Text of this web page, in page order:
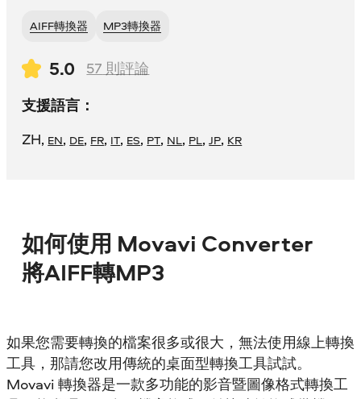
AIFF轉換器 MP3轉換器
5.0 57 則評論
支援語言：
ZH, EN, DE, FR, IT, ES, PT, NL, PL,JP, KR
如何使用 Movavi Converter
將AIFF轉MP3
如果您需要轉換的檔案很多或很大，無法使用線上轉換
工具，那請您改用傳統的桌面型轉換工具試試。
Movavi 轉換器是一款多功能的影音暨圖像格式轉換工